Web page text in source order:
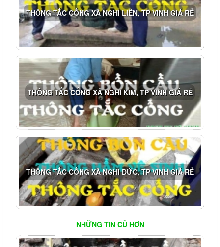
THÔNG TẮC CỐNG XÃ NGHI LIÊN, TP VINH GIÁ RẺ
THÔNG TẮC CỐNG XÃ NGHI KIM, TP VINH GIÁ RẺ
THÔNG TẮC CỐNG XÃ NGHI ĐỨC, TP VINH GIÁ RẺ
NHỮNG TIN CŨ HƠN